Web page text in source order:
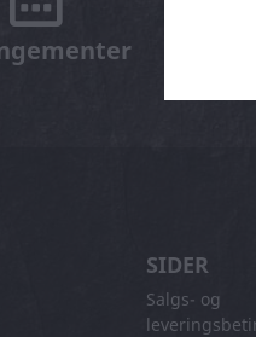
SIDER
Salgs- og